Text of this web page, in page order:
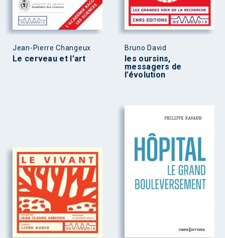
Jean-Pierre Changeux
Le cerveau et l’art
Bruno David
les oursins,
messagers de
l’évolution